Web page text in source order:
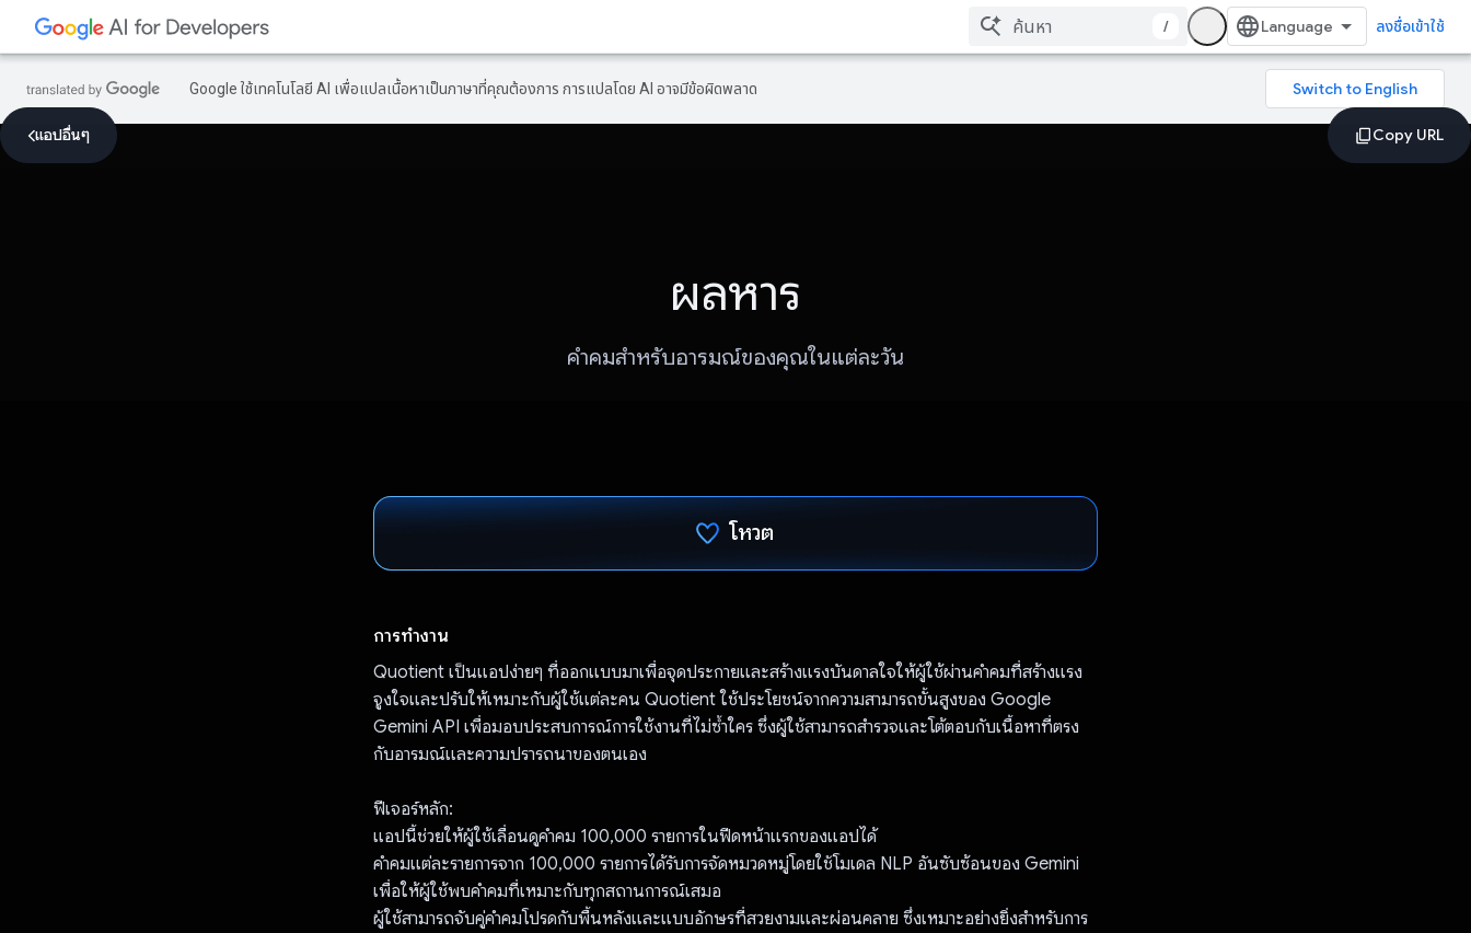
/ ลงชื่อเข้าใช้
Google ใช้เทคโนโลยี AI เพื่อแปลเนื้อหาเป็นภาษาที่คุณต้องการ การแปลโดย AI อาจมีข้อผิดพลาด
แอปอื่นๆ
ผลหาร
คำคมสำหรับอารมณ์ของคุณในแต่ละวัน
โหวต
การทำงาน
Quotient เป็นแอปง่ายๆ ที่ออกแบบมาเพื่อจุดประกายและสร้างแรงบันดาลใจให้ผู้ใช้ผ่านคําคมที่สร้างแรง
จูงใจและปรับให้เหมาะกับผู้ใช้แต่ละคน Quotient ใช้ประโยชน์จากความสามารถขั้นสูงของ Google
Gemini API เพื่อมอบประสบการณ์การใช้งานที่ไม่ซ้ำใคร ซึ่งผู้ใช้สามารถสำรวจและโต้ตอบกับเนื้อหาที่ตรง
กับอารมณ์และความปรารถนาของตนเอง
ฟีเจอร์หลัก:
แอปนี้ช่วยให้ผู้ใช้เลื่อนดูคําคม 100,000 รายการในฟีดหน้าแรกของแอปได้
คําคมแต่ละรายการจาก 100,000 รายการได้รับการจัดหมวดหมู่โดยใช้โมเดล NLP อันซับซ้อนของ Gemini
เพื่อให้ผู้ใช้พบคําคมที่เหมาะกับทุกสถานการณ์เสมอ
ผู้ใช้สามารถจับคู่คําคมโปรดกับพื้นหลังและแบบอักษรที่สวยงามและผ่อนคลาย ซึ่งเหมาะอย่างยิ่งสําหรับการ